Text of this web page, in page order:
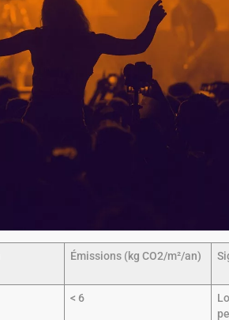
Émissions (kg CO2/m²/an)
< 6